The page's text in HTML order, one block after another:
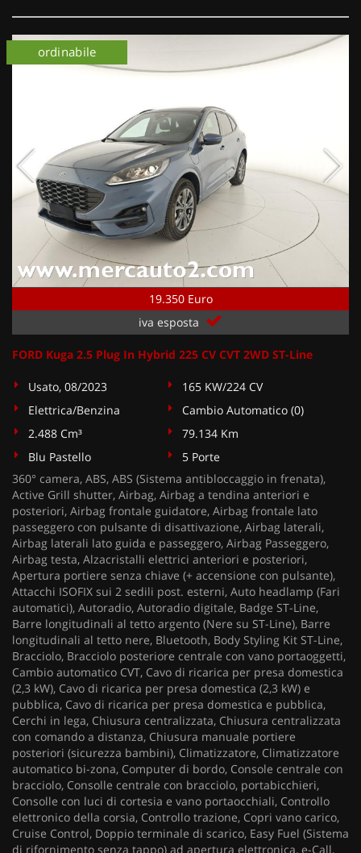
19.350 Euro
iva esposta
ordinabile
FORD Kuga 2.5 Plug In Hybrid 225 CV CVT 2WD ST-Line
Usato, 08/2023
165 KW/224 CV
Elettrica/Benzina
Cambio Automatico (0)
2.488 Cm³
79.134 Km
Blu Pastello
5 Porte
360° camera, ABS, ABS (Sistema antibloccaggio in frenata),
Active Grill shutter, Airbag, Airbag a tendina anteriori e
posteriori, Airbag frontale guidatore, Airbag frontale lato
passeggero con pulsante di disattivazione, Airbag laterali,
Airbag laterali lato guida e passeggero, Airbag Passeggero,
Airbag testa, Alzacristalli elettrici anteriori e posteriori,
Apertura portiere senza chiave (+ accensione con pulsante),
Attacchi ISOFIX sui 2 sedili post. esterni, Auto headlamp (Fari
automatici), Autoradio, Autoradio digitale, Badge ST-Line,
Barre longitudinali al tetto argento (Nere su ST-Line), Barre
longitudinali al tetto nere, Bluetooth, Body Styling Kit ST-Line,
Bracciolo, Bracciolo posteriore centrale con vano portaoggetti,
Cambio automatico CVT, Cavo di ricarica per presa domestica
(2,3 kW), Cavo di ricarica per presa domestica (2,3 kW) e
pubblica, Cavo di ricarica per presa domestica e pubblica,
Cerchi in lega, Chiusura centralizzata, Chiusura centralizzata
con comando a distanza, Chiusura manuale portiere
posteriori (sicurezza bambini), Climatizzatore, Climatizzatore
automatico bi-zona, Computer di bordo, Console centrale con
bracciolo, Consolle centrale con bracciolo, portabicchieri,
Consolle con luci di cortesia e vano portaocchiali, Controllo
elettronico della corsia, Controllo trazione, Copri vano carico,
Cruise Control, Doppio terminale di scarico, Easy Fuel (Sistema
di rifornimento senza tappo) ad apertura elettronica, e-Call,